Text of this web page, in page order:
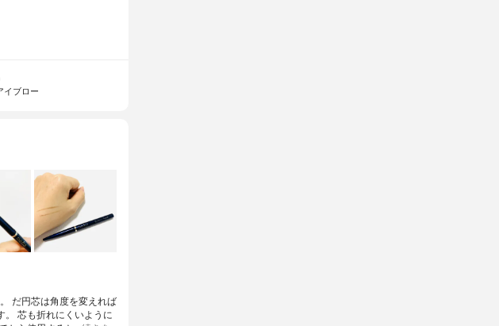
イブロー
だ円芯は角度を変えれば
。 芯も折れにくいように